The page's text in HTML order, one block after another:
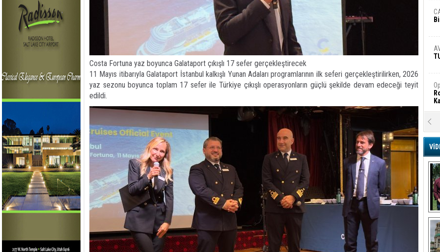
Costa Fortuna yaz boyunca Galataport çıkışlı 17 sefer gerçekleştirecek
11 Mayıs itibarıyla Galataport İstanbul kalkışlı Yunan Adaları programlarının ilk seferi gerçekleştirilirken, 2026
yaz sezonu boyunca toplam 17 sefer ile Türkiye çıkışlı operasyonların güçlü şekilde devam edeceği teyit
edildi.